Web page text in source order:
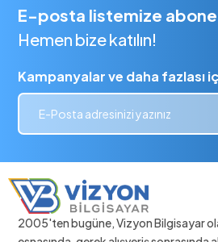
E-posta listemize
Hemen bize katılın!
Kampanyalar ve daha fazlası
2005'ten bugüne, Vizyon Bilgisayar